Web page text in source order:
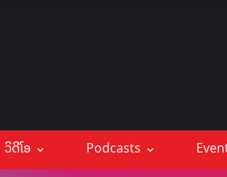
ວິດີໂອ Podcasts